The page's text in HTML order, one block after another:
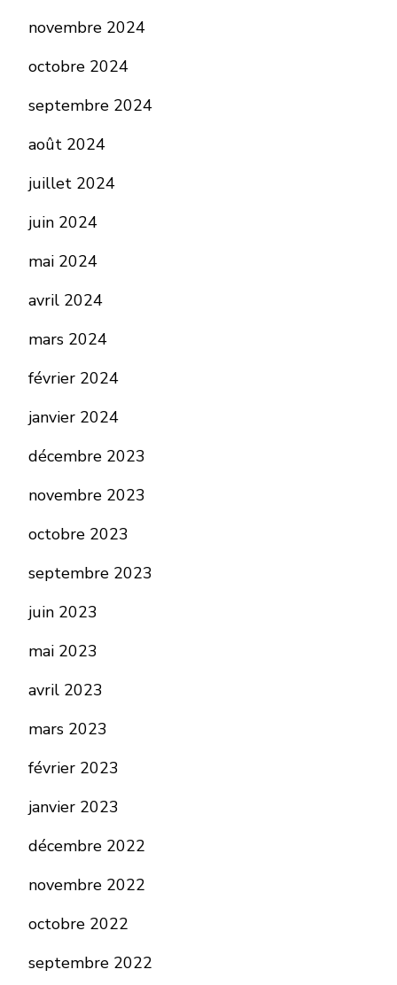
novembre 2024
octobre 2024
septembre 2024
août 2024
juillet 2024
juin 2024
mai 2024
avril 2024
mars 2024
février 2024
janvier 2024
décembre 2023
novembre 2023
octobre 2023
septembre 2023
juin 2023
mai 2023
avril 2023
mars 2023
février 2023
janvier 2023
décembre 2022
novembre 2022
octobre 2022
septembre 2022